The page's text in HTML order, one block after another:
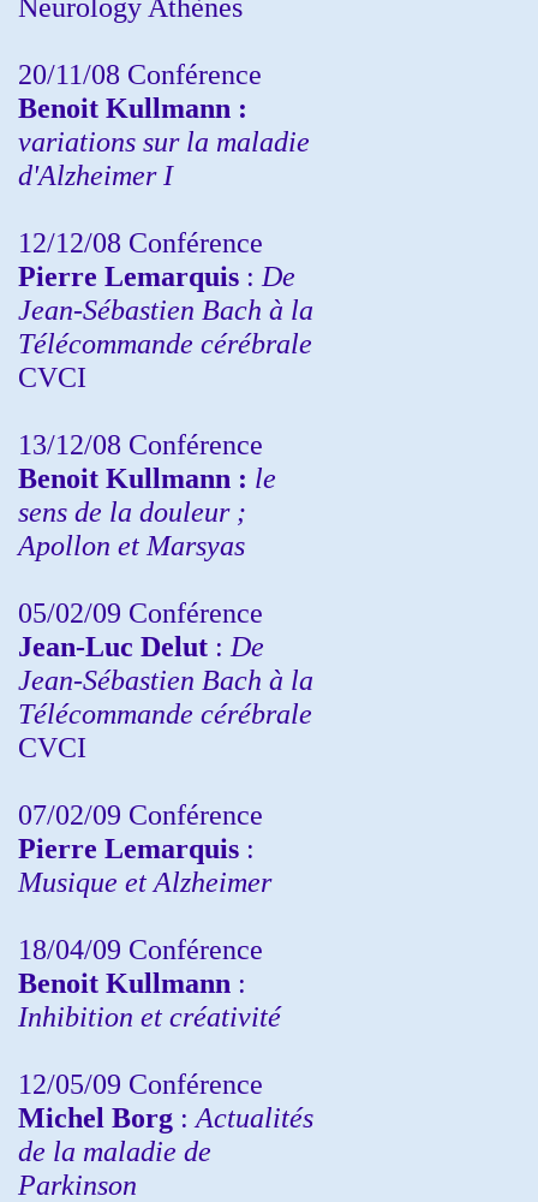
Neurology Athènes
20/11/08 Conférence
Benoit Kullmann :
variations sur la maladie
d'Alzheimer I
12/12/08 Conférence
Pierre Lemarquis : De
Jean-Sébastien Bach à la
Télécommande cérébrale
CVCI
13/12/08 Conférence
Benoit Kullmann : le
sens de la douleur ;
Apollon et Marsyas
05/02/09 Conférence
Jean-Luc Delut : De
Jean-Sébastien Bach à la
Télécommande cérébrale
CVCI
07/02/09 Conférence
Pierre Lemarquis :
Musique et Alzheimer
18/04/09 Conférence
Benoit Kullmann :
Inhibition et créativité
12/05/09 Conférence
Michel Borg : Actualités
de la maladie de
Parkinson